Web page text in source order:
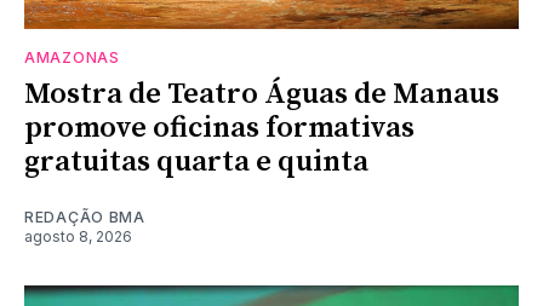
AMAZONAS
Mostra de Teatro Águas de Manaus
promove oficinas formativas
gratuitas quarta e quinta
REDAÇÃO BMA
agosto 8, 2026